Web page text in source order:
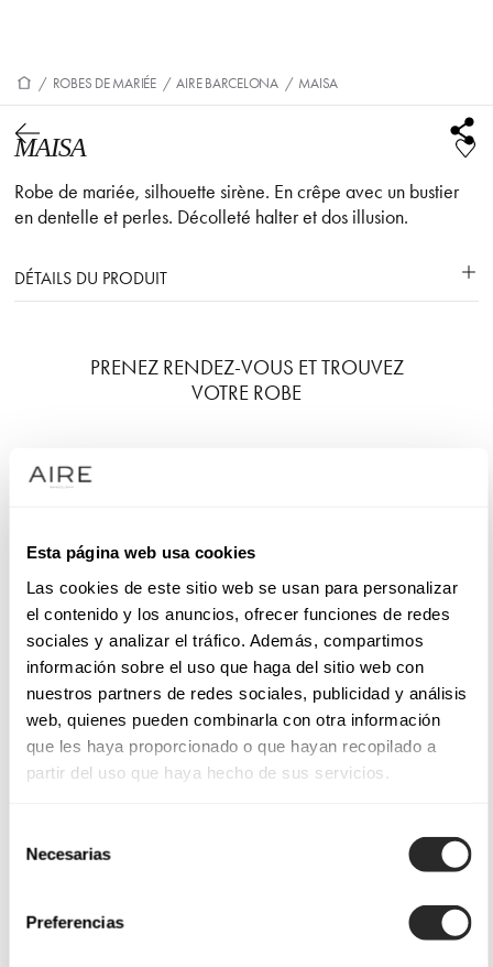
Esta página web usa cookies
Las cookies de este sitio web se usan para personalizar
el contenido y los anuncios, ofrecer funciones de redes
sociales y analizar el tráfico. Además, compartimos
información sobre el uso que haga del sitio web con
nuestros partners de redes sociales, publicidad y análisis
web, quienes pueden combinarla con otra información
que les haya proporcionado o que hayan recopilado a
partir del uso que haya hecho de sus servicios.
Necesarias
Preferencias
/ ROBES DE MARIÉE / AIRE BARCELONA / MAISA
MAISA
Robe de mariée, silhouette sirène. En crêpe avec un bustier
en dentelle et perles. Décolleté halter et dos illusion.
DÉTAILS DU PRODUIT
PRENEZ RENDEZ-VOUS ET TROUVEZ
VOTRE ROBE